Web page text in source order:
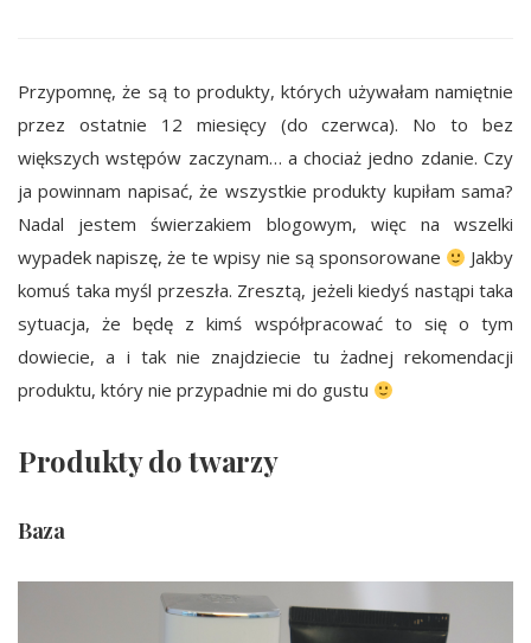
Przypomnę, że są to produkty, których używałam namiętnie
przez ostatnie 12 miesięcy (do czerwca). No to bez
większych wstępów zaczynam… a chociaż jedno zdanie. Czy
ja powinnam napisać, że wszystkie produkty kupiłam sama?
Nadal jestem świerzakiem blogowym, więc na wszelki
wypadek napiszę, że te wpisy nie są sponsorowane
Jakby
komuś taka myśl przeszła. Zresztą, jeżeli kiedyś nastąpi taka
sytuacja, że będę z kimś współpracować to się o tym
dowiecie, a i tak nie znajdziecie tu żadnej rekomendacji
produktu, który nie przypadnie mi do gustu
Produkty do twarzy
Baza